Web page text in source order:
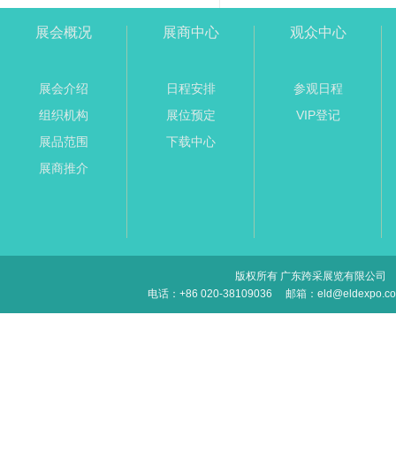
展会概况
展会介绍
组织机构
展品范围
展商推介
展商中心
日程安排
展位预定
下载中心
观众中心
参观日程
VIP登记
版权所有 广东跨采展览有限公司
电话：+86 020-38109036
邮箱：